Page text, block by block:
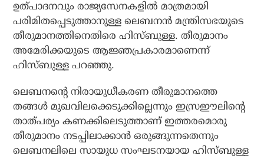
ഉത്പാദനവും രാജ്യസേനകളില്‍ മാത്രമായി
പരിമിതപ്പെടുത്താനുള്ള ലെബനന്‍ മന്ത്രിസഭയുടെ
തീരുമാനത്തിനെതിരെ ഹിസ്ബുള്ള. തീരുമാനം
അമേരിക്കയുടെ ആജ്ഞപ്രകാരമാണെന്ന്
ഹിസ്ബുള്ള പറഞ്ഞു.
ലെബനന്റെ നിരായുധീകരണ തീരുമാനത്തെ
തങ്ങള്‍ മുഖവിലക്കെടുക്കില്ലെന്നും ഇസ്രഈലിന്റെ
താത്പര്യം കണക്കിലെടുത്താണ് ഇത്തരമൊരു
തീരുമാനം നടപ്പിലാക്കാന്‍ ഒരുങ്ങുന്നതെന്നും
ലെബനലിലെ സായുധ സംഘടനയായ ഹിസ്ബുള്ള